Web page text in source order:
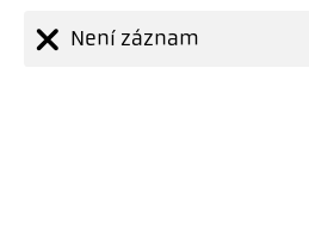
Není záznam